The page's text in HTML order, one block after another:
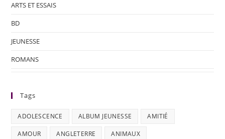
ARTS ET ESSAIS
BD
JEUNESSE
ROMANS
Tags
ADOLESCENCE ALBUM JEUNESSE AMITIÉ
AMOUR ANGLETERRE ANIMAUX